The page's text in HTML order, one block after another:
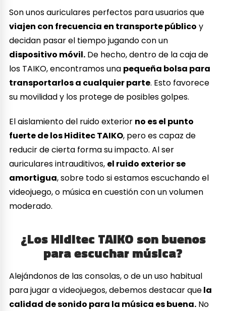
Son unos auriculares perfectos para usuarios que
viajen con frecuencia en transporte público y
decidan pasar el tiempo jugando con un
dispositivo móvil. De hecho, dentro de la caja de
los TAIKO, encontramos una pequeña bolsa para
transportarlos a cualquier parte. Esto favorece
su movilidad y los protege de posibles golpes.
El aislamiento del ruido exterior no es el punto
fuerte de los Hiditec TAIKO, pero es capaz de
reducir de cierta forma su impacto. Al ser
auriculares intrauditivos, el ruido exterior se
amortigua, sobre todo si estamos escuchando el
videojuego, o música en cuestión con un volumen
moderado.
¿Los Hiditec TAIKO son buenos
para escuchar música?
Alejándonos de las consolas, o de un uso habitual
para jugar a videojuegos, debemos destacar quela
calidad de sonido para la música es buena. No